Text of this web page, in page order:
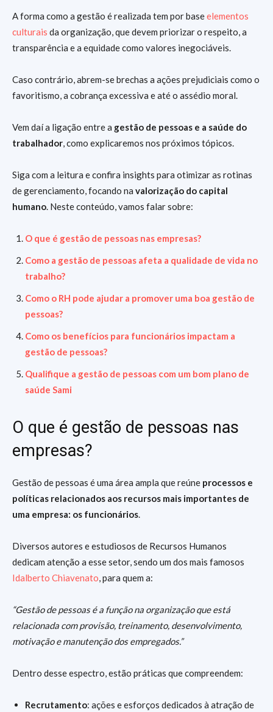
A forma como a gestão é realizada tem por baseelementos
culturais da organização, que devem priorizar o respeito, a
transparência e a equidade como valores inegociáveis.
Caso contrário, abrem-se brechas a ações prejudiciais como o
favoritismo, a cobrança excessiva e até o assédio moral.
Vem daí a ligação entre a gestão de pessoas e a saúde do
trabalhador, como explicaremos nos próximos tópicos.
Siga com a leitura e confira insights para otimizar as rotinas
de gerenciamento, focando na valorização do capital
humano. Neste conteúdo, vamos falar sobre:
O que é gestão de pessoas nas empresas?
Como a gestão de pessoas afeta a qualidade de vida no
trabalho?
Como o RH pode ajudar a promover uma boa gestão de
pessoas?
Como os benefícios para funcionários impactam a
gestão de pessoas?
Qualifique a gestão de pessoas com um bom plano de
saúde Sami
O que é gestão de pessoas nas
empresas?
Gestão de pessoas é uma área ampla que reúne processos e
políticas relacionados aos recursos mais importantes de
uma empresa: os funcionários.
Diversos autores e estudiosos de Recursos Humanos
dedicam atenção a esse setor, sendo um dos mais famosos
Idalberto Chiavenato, para quem a:
“Gestão de pessoas é a função na organização que está
relacionada com provisão, treinamento, desenvolvimento,
motivação e manutenção dos empregados.”
Dentro desse espectro, estão práticas que compreendem:
Recrutamento: ações e esforços dedicados à atração de